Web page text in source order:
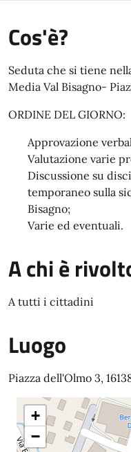
Cos'è?
Seduta che si tiene
Media Val Bisagno-
ORDINE DEL GIORNO:
Approvazione
Valutazione varie
Discussione su
temporaneo sulla
Bisagno;
Varie ed eventuali.
A chi è
A tutti i cittadini
Luogo
Piazza dell'Olmo 3,
+
−